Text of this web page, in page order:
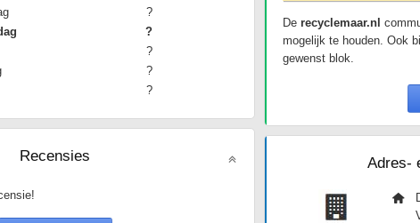
?
?
?
?
?
Recensies
De recyclemaar.nl
mogelijk te houden. Ook
gewenst blok.
Adres-